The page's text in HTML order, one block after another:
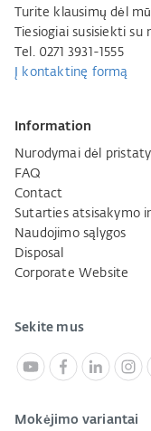
Turite klausimų dėl
Tiesiogiai susisiekti su
Tel. 0271 3931-1555
Į kontaktinę formą
Information
Nurodymai dėl
FAQ
Contact
Sutarties atsisakymo
Naudojimo sąlygos
Disposal
Corporate Website
Sekite mus
Mokėjimo variantai